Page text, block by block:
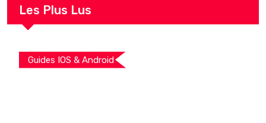
Les Plus Lus
Guides IOS & Android